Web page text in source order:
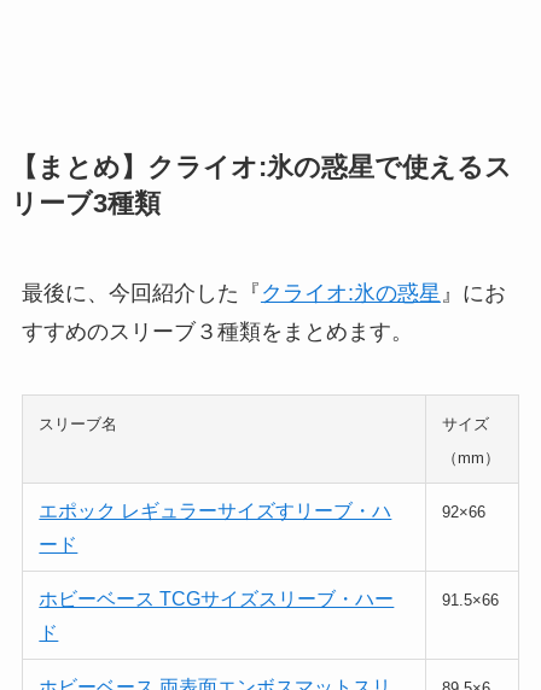
【まとめ】クライオ:氷の惑星で使えるス
リーブ3種類
最後に、今回紹介した『 クライオ:氷の惑星 』にお
すすめのスリーブ３種類をまとめます。
スリーブ名
サイズ
（mm）
エポック レギュラーサイズすリーブ・ハ
ード
92×66
ホビーベース TCGサイズスリーブ・ハー
ド
91.5×66